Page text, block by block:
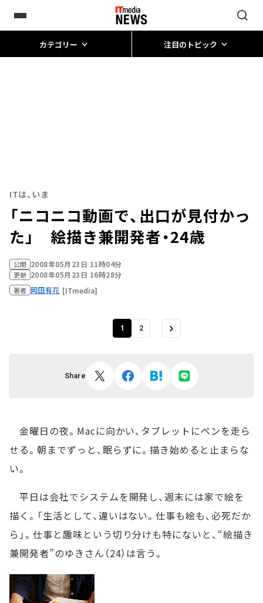
カテゴリー 注目のトピック
ITは、いま
「ニコニコ動画で、出口が見付かっ
た」 絵描き兼開発者・24歳
公開 2008年05月23日 11時04分
更新 2008年05月23日 16時28分
著者 岡田有花 [ITmedia]
1 2
Share
金曜日の夜。Macに向かい、タブレットにペンを走ら
せる。朝までずっと、眠らずに。描き始めると止まらな
い。
平日は会社でシステムを開発し、週末には家で絵を
描く。「生活として、違いはない。仕事も絵も、必死だか
ら」。仕事と趣味という切り分けも特にないと、“絵描き
兼開発者”のゆきさん（24）は言う。